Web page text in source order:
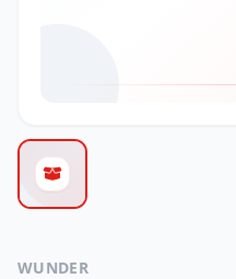
WUNDER